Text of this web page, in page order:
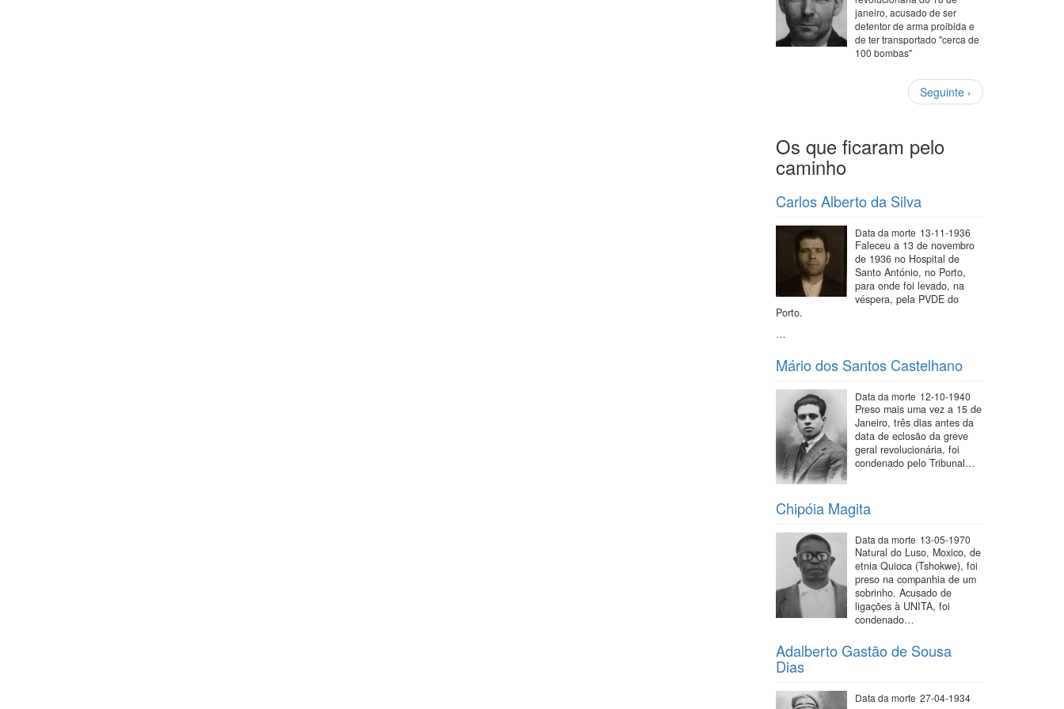
janeiro, acusado de ser
detentor de arma proibida e
de ter transportado "cerca de
100 bombas"
Próxima
página
Seguinte ›
Os que ficaram pelo
caminho
Carlos Alberto da Silva
Data da morte 13-11-1936
Faleceu a 13 de novembro
de 1936 no Hospital de
Santo António, no Porto,
para onde foi levado, na
véspera, pela PVDE do
Porto.
…
Mário dos Santos Castelhano
Data da morte 12-10-1940
Preso mais uma vez a 15 de
Janeiro, três dias antes da
data de eclosão da greve
geral revolucionária, foi
condenado pelo Tribunal…
Chipóia Magita
Data da morte 13-05-1970
Natural do Luso, Moxico, de
etnia Quioca (Tshokwe), foi
preso na companhia de um
sobrinho. Acusado de
ligações à UNITA, foi
condenado…
Adalberto Gastão de Sousa
Dias
Data da morte 27-04-1934